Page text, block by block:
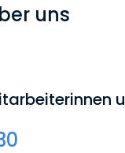
uns